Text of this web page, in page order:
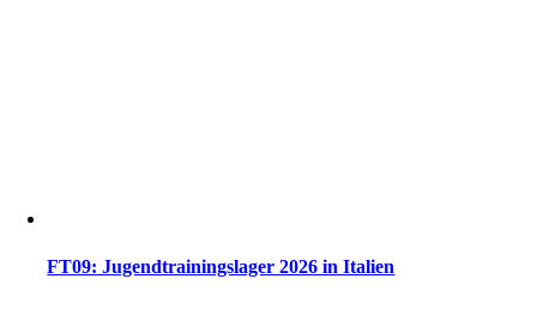
FT09: Jugendtrainingslager 2026 in Italien